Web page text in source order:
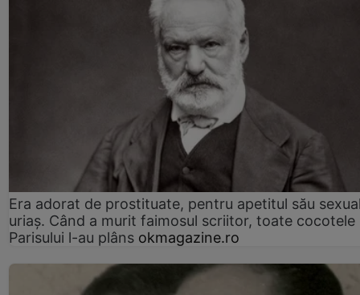
Era adorat de prostituate, pentru apetitul său
uriaș. Când a murit faimosul scriitor, toate cocotele
Parisului l-au plâns okmagazine.ro